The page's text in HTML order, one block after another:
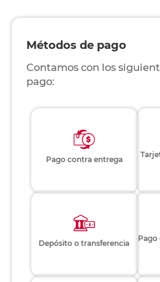
Métodos de pago
Contamos con los
pago:
Pago contra entrega
Depósito o transferencia
Pago